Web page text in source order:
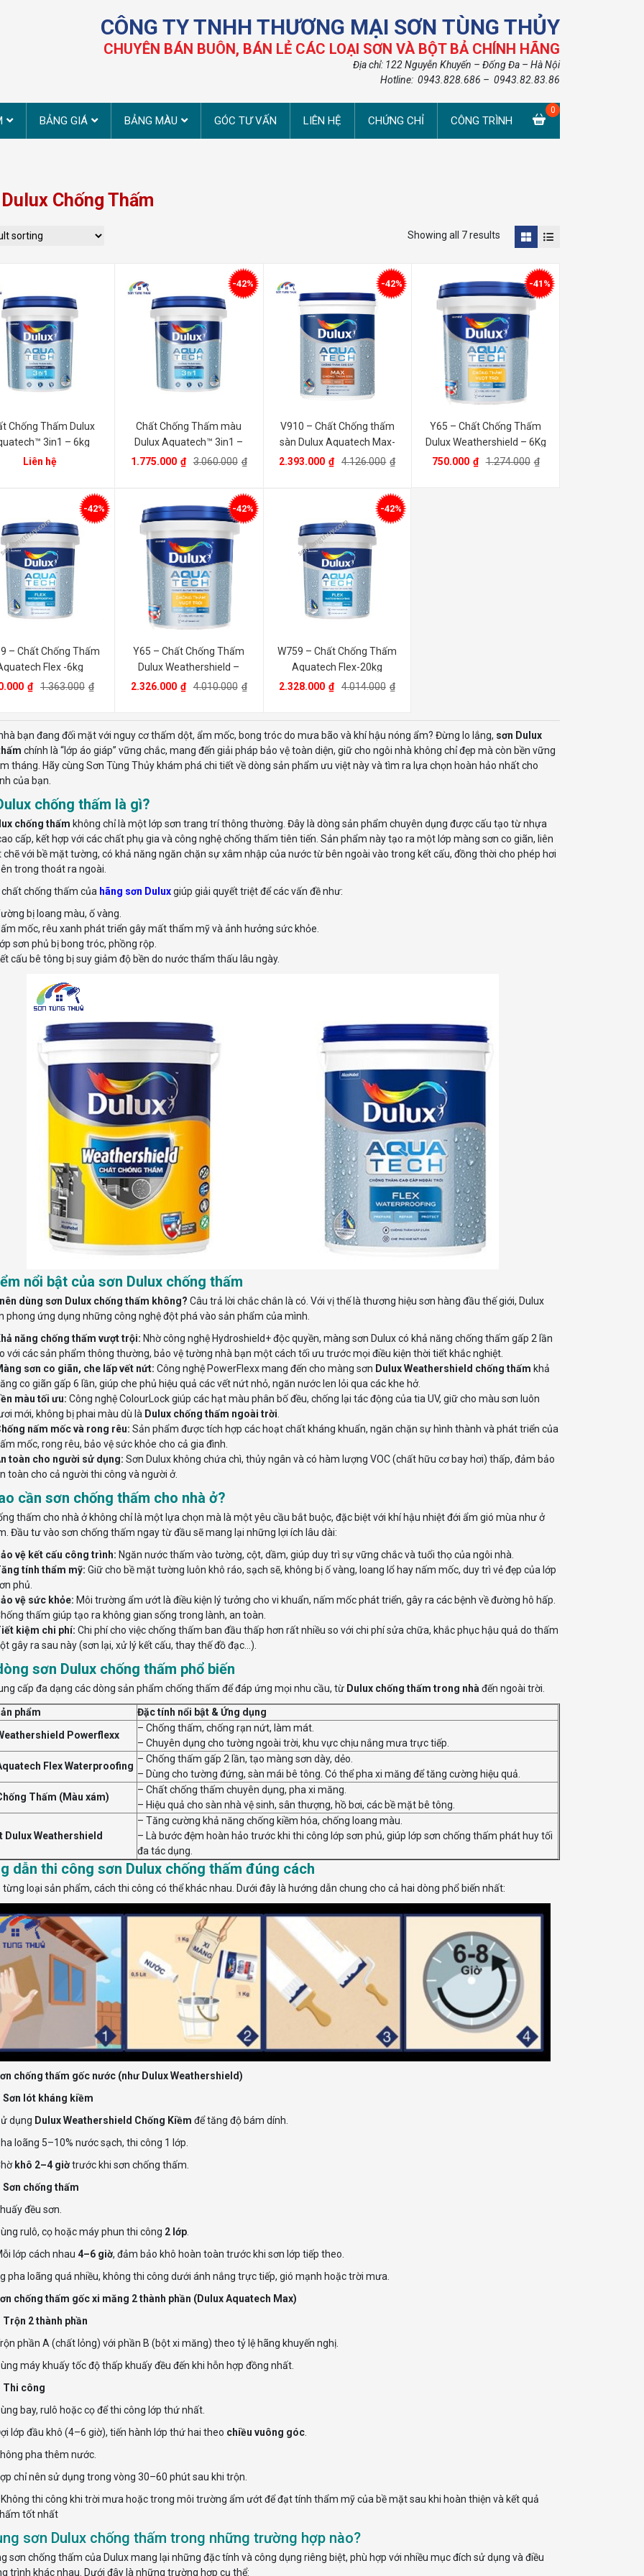
CÔNG TY TNHH THƯƠNG MẠI SƠN TÙNG THỦY
CHUYÊN BÁN BUÔN, BÁN LẺ CÁC LOẠI SƠN VÀ BỘT BẢ CHÍNH HÃNG
Địa chỉ: 122 Nguyễn Khuyến – Đống Đa – Hà Nội
Hotline: 0943.828.686 – 0943.82.83.86
BẢNG GIÁ BẢNG MÀU GÓC TƯ VẤN LIÊN HỆ CHỨNG CHỈ CÔNG TRÌNH
Chống Thấm
Showing all 7 results
Chống Thấm Dulux
3in1 – 6kg
Liên hệ
Chất Chống Thấm màu
Dulux Aquatech™ 3in1 –
20kg
1.775.000 ₫ 3.060.000 ₫
-42%
V910 – Chất Chống thấm
sàn Dulux Aquatech Max-
20kg
2.393.000 ₫ 4.126.000 ₫
-42%
Y65 – Chất Chống Thấm
Dulux Weathershield – 6Kg
750.000 ₫ 1.274.000 ₫
-41%
– Chất Chống Thấm
Flex -6kg
₫ 1.363.000 ₫
-42%
Y65 – Chất Chống Thấm
Dulux Weathershield –
20Kg
2.326.000 ₫ 4.010.000 ₫
-42%
W759 – Chất Chống Thấm
Aquatech Flex-20kg
2.328.000 ₫ 4.014.000 ₫
-42%
bạn đang đối mặt với nguy cơ thấm dột, ẩm mốc, bong tróc do mưa bão và khí hậu nóng ẩm? Đừng lo lắng, sơn Dulux
chính là “lớp áo giáp” vững chắc, mang đến giải pháp bảo vệ toàn diện, giữ cho ngôi nhà không chỉ đẹp mà còn bền vững
tháng. Hãy cùng Sơn Tùng Thủy khám phá chi tiết về dòng sản phẩm ưu việt này và tìm ra lựa chọn hoàn hảo nhất cho
của bạn.
chống thấm là gì?
chống thấm không chỉ là một lớp sơn trang trí thông thường. Đây là dòng sản phẩm chuyên dụng được cấu tạo từ nhựa
cấp, kết hợp với các chất phụ gia và công nghệ chống thấm tiên tiến. Sản phẩm này tạo ra một lớp màng sơn co giãn, liên
chẽ với bề mặt tường, có khả năng ngăn chặn sự xâm nhập của nước từ bên ngoài vào trong kết cấu, đồng thời cho phép hơi
trong thoát ra ngoài.
chất chống thấm của hãng sơn Duluxgiúp giải quyết triệt để các vấn đề như:
bị loang màu, ố vàng.
mốc, rêu xanh phát triển gây mất thẩm mỹ và ảnh hưởng sức khỏe.
sơn phủ bị bong tróc, phồng rộp.
cấu bê tông bị suy giảm độ bền do nước thẩm thấu lâu ngày.
nổi bật của sơn Dulux chống thấm
dùng sơn Dulux chống thấm không? Câu trả lời chắc chắn là có. Với vị thế là thương hiệu sơn hàng đầu thế giới, Dulux
phong ứng dụng những công nghệ đột phá vào sản phẩm của mình.
năng chống thấm vượt trội: Nhờ công nghệ Hydroshield+ độc quyền, màng sơn Dulux có khả năng chống thấm gấp 2 lần
với các sản phẩm thông thường, bảo vệ tường nhà bạn một cách tối ưu trước mọi điều kiện thời tiết khắc nghiệt.
sơn co giãn, che lấp vết nứt: Công nghệ PowerFlexx mang đến cho màng sơn Dulux Weathershield chống thấm khả
co giãn gấp 6 lần, giúp che phủ hiệu quả các vết nứt nhỏ, ngăn nước len lỏi qua các khe hở.
màu tối ưu: Công nghệ ColourLock giúp các hạt màu phân bố đều, chống lại tác động của tia UV, giữ cho màu sơn luôn
mới, không bị phai màu dù là Dulux chống thấm ngoài trời
nấm mốc và rong rêu: Sản phẩm được tích hợp các hoạt chất kháng khuẩn, ngăn chặn sự hình thành và phát triển của
mốc, rong rêu, bảo vệ sức khỏe cho cả gia đình.
toàn cho người sử dụng: Sơn Dulux không chứa chì, thủy ngân và có hàm lượng VOC (chất hữu cơ bay hơi) thấp, đảm bảo
toàn cho cả người thi công và người ở.
cần sơn chống thấm cho nhà ở?
thấm cho nhà ở không chỉ là một lựa chọn mà là một yêu cầu bắt buộc, đặc biệt với khí hậu nhiệt đới ẩm gió mùa như ở
Đầu tư vào sơn chống thấm ngay từ đầu sẽ mang lại những lợi ích lâu dài:
vệ kết cấu công trình: Ngăn nước thấm vào tường, cột, dầm, giúp duy trì sự vững chắc và tuổi thọ của ngôi nhà.
tính thẩm mỹ: Giữ cho bề mặt tường luôn khô ráo, sạch sẽ, không bị ố vàng, loang lổ hay nấm mốc, duy trì vẻ đẹp của lớp
phủ.
vệ sức khỏe: Môi trường ẩm ướt là điều kiện lý tưởng cho vi khuẩn, nấm mốc phát triển, gây ra các bệnh về đường hô hấp.
thấm giúp tạo ra không gian sống trong lành, an toàn.
kiệm chi phí: Chi phí cho việc chống thấm ban đầu thấp hơn rất nhiều so với chi phí sửa chữa, khắc phục hậu quả do thấm
gây ra sau này (sơn lại, xử lý kết cấu, thay thế đồ đạc…).
sơn Dulux chống thấm phổ biến
cấp đa dạng các dòng sản phẩm chống thấm để đáp ứng mọi nhu cầu, từ Dulux chống thấm trong nhà đến ngoài trời.
phẩm
Đặc tính nổi bật & Ứng dụng
Powerflexx
– Chống thấm, chống rạn nứt, làm mát.
– Chuyên dụng cho tường ngoài trời, khu vực chịu nắng mưa trực tiếp.
Flex Waterproofing
– Chống thấm gấp 2 lần, tạo màng sơn dày, dẻo.
– Dùng cho tường đứng, sàn mái bê tông. Có thể pha xi măng để tăng cường hiệu quả.
Thấm (Màu xám)
– Chất chống thấm chuyên dụng, pha xi măng.
– Hiệu quả cho sàn nhà vệ sinh, sân thượng, hồ bơi, các bề mặt bê tông.
Dulux Weathershield
– Tăng cường khả năng chống kiềm hóa, chống loang màu.
– Là bước đệm hoàn hảo trước khi thi công lớp sơn phủ, giúp lớp sơn chống thấm phát huy tối
đa tác dụng.
dẫn thi công sơn Dulux chống thấm đúng cách
từng loại sản phẩm, cách thi công có thể khác nhau. Dưới đây là hướng dẫn chung cho cả hai dòng phổ biến nhất:
chống thấm gốc nước (như Dulux Weathershield)
Sơn lót kháng kiềm
dụng Dulux Weathershield Chống Kiềm để tăng độ bám dính.
loãng 5–10% nước sạch, thi công 1 lớp.
khô 2–4 giờtrước khi sơn chống thấm.
Sơn chống thấm
đều sơn.
rulô, cọ hoặc máy phun thi công 2 lớp
lớp cách nhau4–6 giờ, đảm bảo khô hoàn toàn trước khi sơn lớp tiếp theo.
pha loãng quá nhiều, không thi công dưới ánh nắng trực tiếp, gió mạnh hoặc trời mưa.
chống thấm gốc xi măng 2 thành phần (Dulux Aquatech Max)
Trộn 2 thành phần
phần A (chất lỏng) với phần B (bột xi măng) theo tỷ lệ hãng khuyến nghị.
máy khuấy tốc độ thấp khuấy đều đến khi hỗn hợp đồng nhất.
Thi công
bay, rulô hoặc cọ để thi công lớp thứ nhất.
lớp đầu khô (4–6 giờ), tiến hành lớp thứ hai theo chiều vuông góc
pha thêm nước.
chỉ nên sử dụng trong vòng 30–60 phút sau khi trộn.
Không thi công khi trời mưa hoặc trong môi trường ẩm ướt để đạt tính thẩm mỹ của bề mặt sau khi hoàn thiện và kết quả
tốt nhất
sơn Dulux chống thấm trong những trường hợp nào?
sơn chống thấm của Dulux mang lại những đặc tính và công dụng riêng biệt, phù hợp với nhiều mục đích sử dụng và điều
trình khác nhau. Dưới đây là những trường hợp cụ thể: